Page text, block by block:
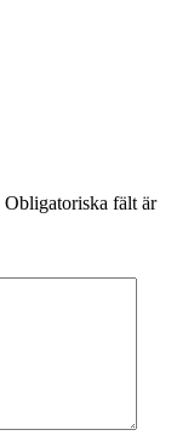
Obligatoriska fält är